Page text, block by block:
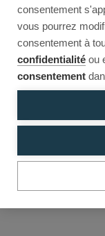
consentement
vous pourrez
consentement à
confidentialité ou
consentement